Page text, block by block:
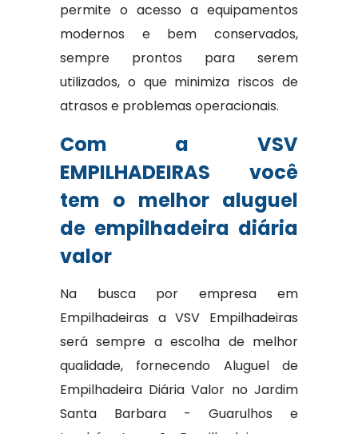
permite o acesso a equipamentos
modernos e bem conservados,
sempre prontos para serem
utilizados, o que minimiza riscos de
atrasos e problemas operacionais.
Com a VSV
EMPILHADEIRAS você
tem o melhor aluguel
de empilhadeira diária
valor
Na busca por empresa em
Empilhadeiras a VSV Empilhadeiras
será sempre a escolha de melhor
qualidade, fornecendo Aluguel de
Empilhadeira Diária Valor no Jardim
Santa Barbara - Guarulhos e